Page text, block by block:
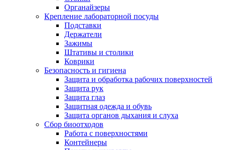
Органайзеры
Крепление лабораторной посуды
Подставки
Держатели
Зажимы
Штативы и столики
Коврики
Безопасность и гигиена
Защита и обработка рабочих поверхностей
Защита рук
Защита глаз
Защитная одежда и обувь
Защита органов дыхания и слуха
Сбор биоотходов
Работа с поверхностями
Контейнеры